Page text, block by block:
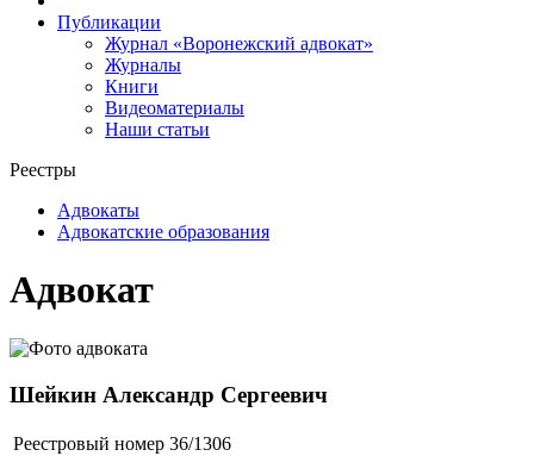
Публикации
Журнал «Воронежский адвокат»
Журналы
Книги
Видеоматериалы
Наши статьи
Реестры
Адвокаты
Адвокатские образования
Адвокат
Шейкин Александр Сергеевич
Реестровый номер 36/1306